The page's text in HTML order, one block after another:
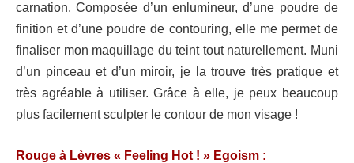
carnation. Composée d’un enlumineur, d’une poudre de
finition et d’une poudre de contouring, elle me permet de
finaliser mon maquillage du teint tout naturellement. Muni
d’un pinceau et d’un miroir, je la trouve très pratique et
très agréable à utiliser. Grâce à elle, je peux beaucoup
plus facilement sculpter le contour de mon visage !
Rouge à Lèvres « Feeling Hot ! » Egoism :